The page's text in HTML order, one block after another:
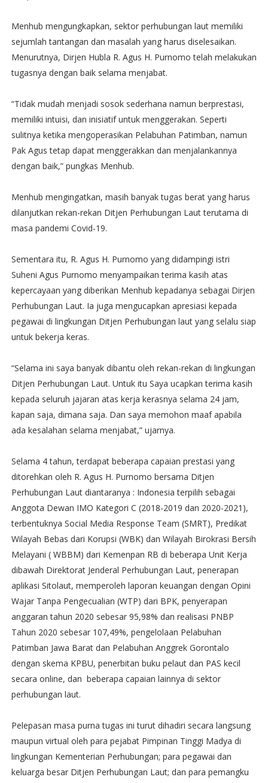
Menhub mengungkapkan, sektor perhubungan laut memiliki
sejumlah tantangan dan masalah yang harus diselesaikan.
Menurutnya, Dirjen Hubla R. Agus H. Purnomo telah melakukan
tugasnya dengan baik selama menjabat.
“Tidak mudah menjadi sosok sederhana namun berprestasi,
memiliki intuisi, dan inisiatif untuk menggerakan. Seperti
sulitnya ketika mengoperasikan Pelabuhan Patimban, namun
Pak Agus tetap dapat menggerakkan dan menjalankannya
dengan baik,” pungkas Menhub.
Menhub mengingatkan, masih banyak tugas berat yang harus
dilanjutkan rekan-rekan Ditjen Perhubungan Laut terutama di
masa pandemi Covid-19.
Sementara itu, R. Agus H. Purnomo yang didampingi istri
Suheni Agus Purnomo menyampaikan terima kasih atas
kepercayaan yang diberikan Menhub kepadanya sebagai Dirjen
Perhubungan Laut. Ia juga mengucapkan apresiasi kepada
pegawai di lingkungan Ditjen Perhubungan laut yang selalu siap
untuk bekerja keras.
“Selama ini saya banyak dibantu oleh rekan-rekan di lingkungan
Ditjen Perhubungan Laut. Untuk itu Saya ucapkan terima kasih
kepada seluruh jajaran atas kerja kerasnya selama 24 jam,
kapan saja, dimana saja. Dan saya memohon maaf apabila
ada kesalahan selama menjabat,” ujarnya.
Selama 4 tahun, terdapat beberapa capaian prestasi yang
ditorehkan oleh R. Agus H. Purnomo bersama Ditjen
Perhubungan Laut diantaranya : Indonesia terpilih sebagai
Anggota Dewan IMO Kategori C (2018-2019 dan 2020-2021),
terbentuknya Social Media Response Team (SMRT), Predikat
Wilayah Bebas dari Korupsi (WBK) dan Wilayah Birokrasi Bersih
Melayani ( WBBM) dari Kemenpan RB di beberapa Unit Kerja
dibawah Direktorat Jenderal Perhubungan Laut, penerapan
aplikasi Sitolaut, memperoleh laporan keuangan dengan Opini
Wajar Tanpa Pengecualian (WTP) dari BPK, penyerapan
anggaran tahun 2020 sebesar 95,98% dan realisasi PNBP
Tahun 2020 sebesar 107,49%, pengelolaan Pelabuhan
Patimban Jawa Barat dan Pelabuhan Anggrek Gorontalo
dengan skema KPBU, penerbitan buku pelaut dan PAS kecil
secara online, dan beberapa capaian lainnya di sektor
perhubungan laut.
Pelepasan masa purna tugas ini turut dihadiri secara langsung
maupun virtual oleh para pejabat Pimpinan Tinggi Madya di
lingkungan Kementerian Perhubungan; para pegawai dan
keluarga besar Ditjen Perhubungan Laut; dan para pemangku